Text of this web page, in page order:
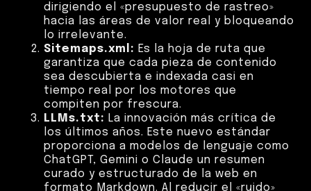
dirigiendo el «presupuesto de rastreo»
hacia las áreas de valor real y bloqueando
lo irrelevante.
Sitemaps.xml: Es la hoja de ruta que
garantiza que cada pieza de contenido
sea descubierta e indexada casi en
tiempo real por los motores que
compiten por frescura.
LLMs.txt: La innovación más crítica de
los últimos años. Este nuevo estándar
proporciona a modelos de lenguaje como
ChatGPT, Gemini o Claude un resumen
curado y estructurado de la web en
formato Markdown. Al reducir el «ruido»